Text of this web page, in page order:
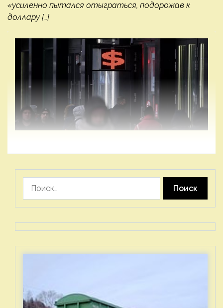
«усиленно пытался отыграться, подорожав к
доллару […]